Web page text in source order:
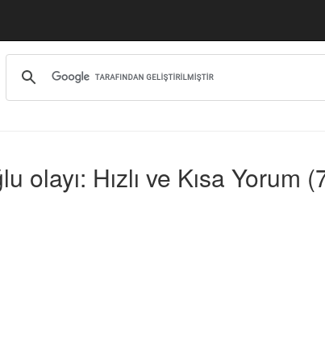
olayı: Hızlı ve Kısa Yorum